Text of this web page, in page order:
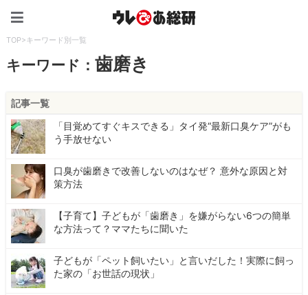
TOP>キーワード別一覧
キーワード：歯磨き
記事一覧
「目覚めてすぐキスできる」タイ発“最新口臭ケア”がも
う手放せない
口臭が歯磨きで改善しないのはなぜ？ 意外な原因と対
策方法
【子育て】子どもが「歯磨き」を嫌がらない6つの簡単
な方法って？ママたちに聞いた
子どもが「ペット飼いたい」と言いだした！実際に飼っ
た家の「お世話の現状」